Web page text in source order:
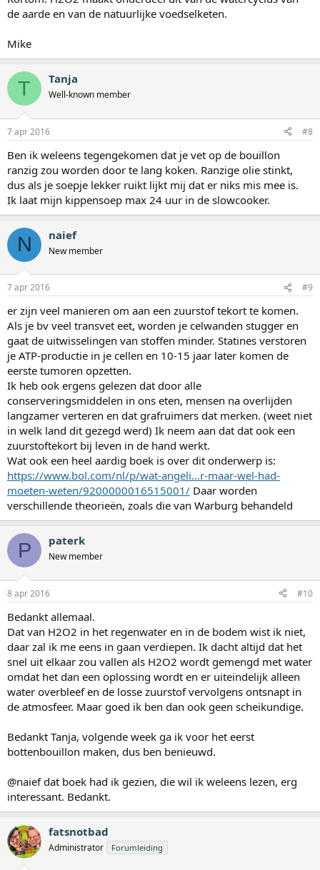
de aarde en van de natuurlijke voedselketen.
Mike
T Tanja
Well-known member
7 apr 2016 #8
Ben ik weleens tegengekomen dat je vet op de bouillon
ranzig zou worden door te lang koken. Ranzige olie stinkt,
dus als je soepje lekker ruikt lijkt mij dat er niks mis mee is.
Ik laat mijn kippensoep max 24 uur in de slowcooker.
N naief
New member
7 apr 2016 #9
er zijn veel manieren om aan een zuurstof tekort te komen.
Als je bv veel transvet eet, worden je celwanden stugger en
gaat de uitwisselingen van stoffen minder. Statines verstoren
je ATP-productie in je cellen en 10-15 jaar later komen de
eerste tumoren opzetten.
Ik heb ook ergens gelezen dat door alle
conserveringsmiddelen in ons eten, mensen na overlijden
langzamer verteren en dat grafruimers dat merken. (weet niet
in welk land dit gezegd werd) Ik neem aan dat dat ook een
zuurstoftekort bij leven in de hand werkt.
Wat ook een heel aardig boek is over dit onderwerp is:
https://www.bol.com/nl/p/wat-angeli...r-maar-wel-had-
moeten-weten/9200000016515001/ Daar worden
verschillende theorieën, zoals die van Warburg behandeld
P paterk
New member
8 apr 2016 #10
Bedankt allemaal.
Dat van H2O2 in het regenwater en in de bodem wist ik niet,
daar zal ik me eens in gaan verdiepen. Ik dacht altijd dat het
snel uit elkaar zou vallen als H2O2 wordt gemengd met water
omdat het dan een oplossing wordt en er uiteindelijk alleen
water overbleef en de losse zuurstof vervolgens ontsnapt in
de atmosfeer. Maar goed ik ben dan ook geen scheikundige.
Bedankt Tanja, volgende week ga ik voor het eerst
bottenbouillon maken, dus ben benieuwd.
@naief dat boek had ik gezien, die wil ik weleens lezen, erg
interessant. Bedankt.
fatsnotbad
Administrator Forumleiding